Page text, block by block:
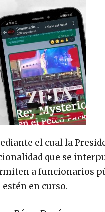
el cual la
que se
a funcionarios
en curso.